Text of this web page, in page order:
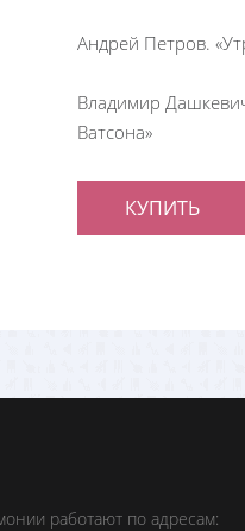
Андрей Петров.
Владимир
Ватсона»
КУПИТЬ
работают по адресам: